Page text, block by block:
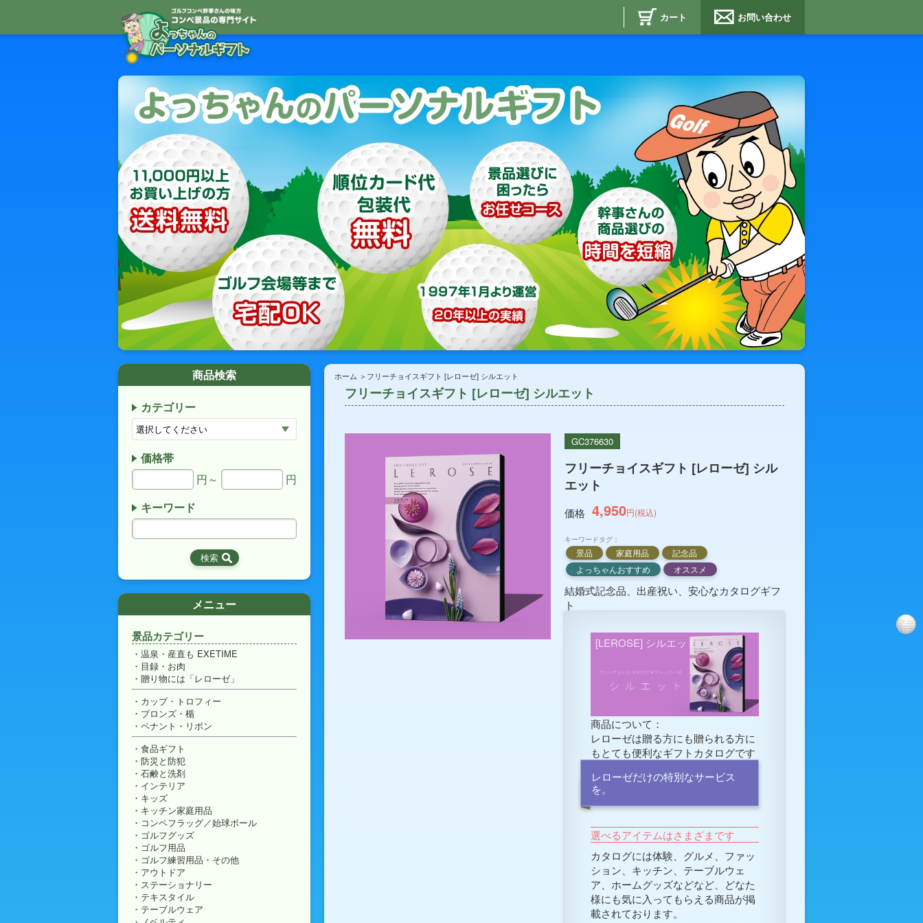
カート お問い合わせ
フリーチョイスギフト [レローゼ] シルエット
ホーム フリーチョイスギフト [レローゼ] シルエット
GC376630
フリーチョイスギフト [レローゼ] シル
エット
価格 4,950円(税込)
キーワードタグ：
景品 家庭用品
記念品
よっちゃんおすすめ
オススメ
結婚式記念品、出産祝い、安心なカタログギフ
ト
[LEROSE] シルエット
商品について：
レローゼは贈る方にも贈られる方に
もとても便利なギフトカタログです
レローゼだけの特別なサービス
を。
選べるアイテムはさまざまです
カタログには体験、グルメ、ファッ
ション、キッチン、テーブルウェ
ア、ホームグッズなどなど、どなた
様にも気に入ってもらえる商品が掲
載されております。
商品検索
カテゴリー
価格帯
円～
円
キーワード
メニュー
景品カテゴリー
温泉・産直も EXETIME
目録・お肉
贈り物には「レローゼ」
カップ・トロフィー
ブロンズ・楯
ペナント・リボン
食品ギフト
防災と防犯
石鹸と洗剤
インテリア
キッズ
キッチン家庭用品
コンペフラッグ／始球ボール
ゴルフグッズ
ゴルフ用品
ゴルフ練習用品・その他
アウトドア
ステーショナリー
テキスタイル
テーブルウェア